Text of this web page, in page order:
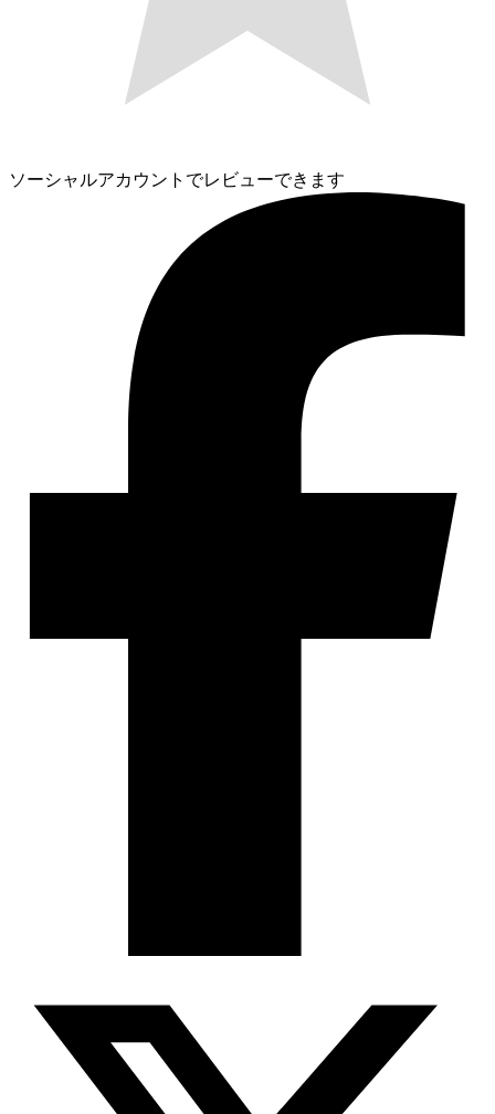
ソーシャルアカウントでレビューできます